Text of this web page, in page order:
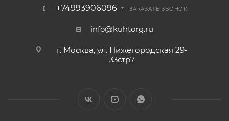
+74993906096 ЗАКАЗАТЬ ЗВОНОК
info@kuhtorg.ru
г. Москва, ул. Нижегородская 29-
33стр7